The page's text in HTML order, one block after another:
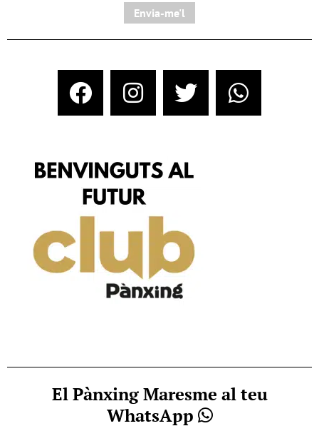
Envia-me'l
El Pànxing Maresme al teu
WhatsApp